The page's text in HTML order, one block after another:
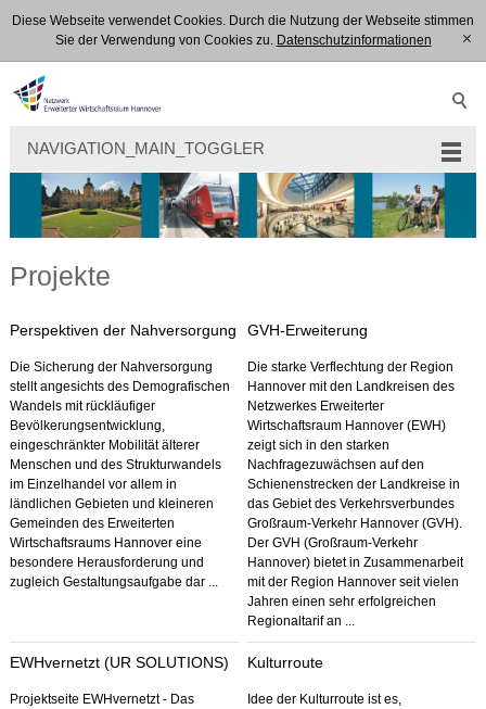
Diese Webseite verwendet Cookies. Durch die Nutzung der Webseite stimmen
Sie der Verwendung von Cookies zu. Datenschutzinformationen [x]
NAVIGATION_MAIN_TOGGLER
Projekte
Perspektiven der Nahversorgung
Die Sicherung der Nahversorgung
stellt angesichts des Demografischen
Wandels mit rückläufiger
Bevölkerungsentwicklung,
eingeschränkter Mobilität älterer
Menschen und des Strukturwandels
im Einzelhandel vor allem in
ländlichen Gebieten und kleineren
Gemeinden des Erweiterten
Wirtschaftsraums Hannover eine
besondere Herausforderung und
zugleich Gestaltungsaufgabe dar ...
GVH-Erweiterung
Die starke Verflechtung der Region
Hannover mit den Landkreisen des
Netzwerkes Erweiterter
Wirtschaftsraum Hannover (EWH)
zeigt sich in den starken
Nachfragezuwächsen auf den
Schienenstrecken der Landkreise in
das Gebiet des Verkehrsverbundes
Großraum-Verkehr Hannover (GVH).
Der GVH (Großraum-Verkehr
Hannover) bietet in Zusammenarbeit
mit der Region Hannover seit vielen
Jahren einen sehr erfolgreichen
Regionaltarif an ...
EWHvernetzt (UR SOLUTIONS)
Projektseite EWHvernetzt - Das
Kulturroute
Idee der Kulturroute ist es,